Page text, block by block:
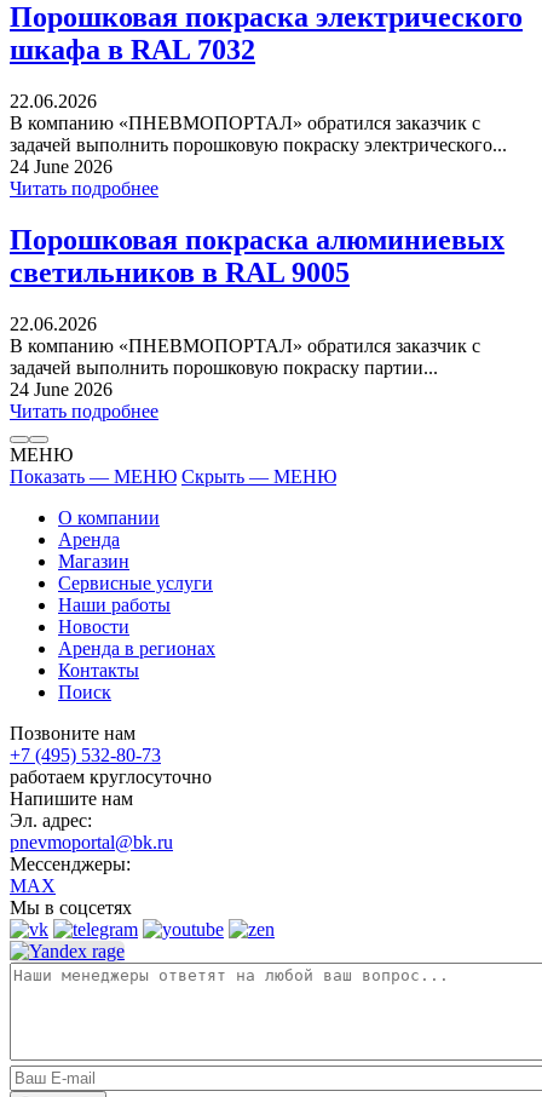
Порошковая покраска электрического
шкафа в RAL 7032
22.06.2026
В компанию «ПНЕВМОПОРТАЛ» обратился заказчик с
задачей выполнить порошковую покраску электрического...
24 June 2026
Читать подробнее
Порошковая покраска алюминиевых
светильников в RAL 9005
22.06.2026
В компанию «ПНЕВМОПОРТАЛ» обратился заказчик с
задачей выполнить порошковую покраску партии...
24 June 2026
Читать подробнее
МЕНЮ
Показать — МЕНЮ Скрыть — МЕНЮ
О компании
Аренда
Магазин
Сервисные услуги
Наши работы
Новости
Аренда в регионах
Контакты
Поиск
Позвоните нам
+7 (495) 532-80-73
работаем круглосуточно
Напишите нам
Эл. адрес:
pnevmoportal@bk.ru
Мессенджеры:
MAX
Мы в соцсетях